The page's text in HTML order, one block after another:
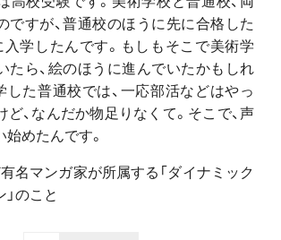
ですが、普通校のほうに先に合格した
入学したんです。もしもそこで美術学
たら、絵のほうに進んでいたかもしれ
した普通校では、一応部活などはやっ
、なんだか物足りなくて。そこで、声
めたんです。
名マンガ家が所属する「ダイナミック
のこと